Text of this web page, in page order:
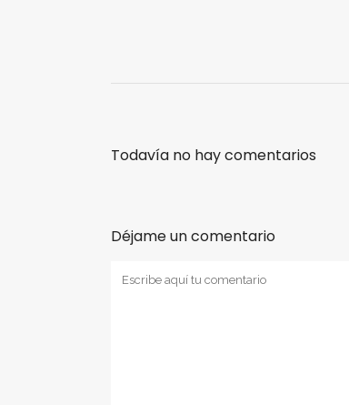
Todavía no hay comentarios
Déjame un comentario